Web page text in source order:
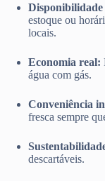
Disponibilidade
estoque ou
locais.
Economia real:
água com gás.
Conveniência
fresca sempre
descartáveis.